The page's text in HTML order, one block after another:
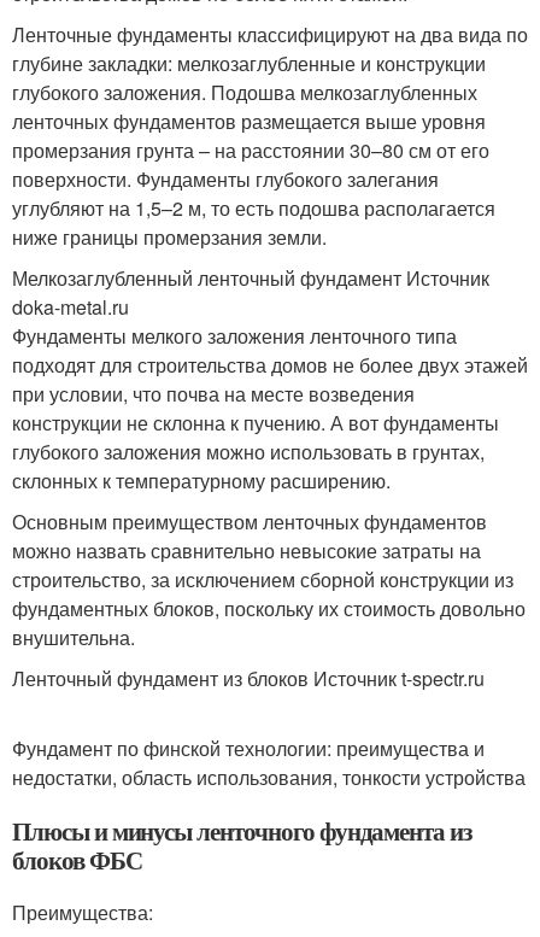
Ленточные фундаменты классифицируют на два вида по
глубине закладки: мелкозаглубленные и конструкции
глубокого заложения. Подошва мелкозаглубленных
ленточных фундаментов размещается выше уровня
промерзания грунта – на расстоянии 30–80 см от его
поверхности. Фундаменты глубокого залегания
углубляют на 1,5–2 м, то есть подошва располагается
ниже границы промерзания земли.
Мелкозаглубленный ленточный фундамент Источник
doka-metal.ru
Фундаменты мелкого заложения ленточного типа
подходят для строительства домов не более двух этажей
при условии, что почва на месте возведения
конструкции не склонна к пучению. А вот фундаменты
глубокого заложения можно использовать в грунтах,
склонных к температурному расширению.
Основным преимуществом ленточных фундаментов
можно назвать сравнительно невысокие затраты на
строительство, за исключением сборной конструкции из
фундаментных блоков, поскольку их стоимость довольно
внушительна.
Ленточный фундамент из блоков Источник t-spectr.ru
Фундамент по финской технологии: преимущества и
недостатки, область использования, тонкости устройства
Плюсы и минусы ленточного фундамента из
блоков ФБС
Преимущества: